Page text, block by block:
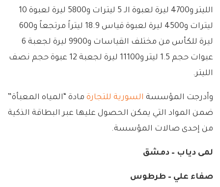
الليتر و4700 ليرة لعبوة الـ 5 ليترات و5800 ليرة لعبوة 10
ليترات و4500 ليرة لعبوة قياس 18.9 ليتراً مرتجعاً و600
ليرة للكأس من مختلف القياسات و9900 ليرة لجعبة 6
عبوات حجم 1.5 ليتر و11100 ليرة لجعبة 12 عبوة حجم نصف
الليتر.
وأدرجت المؤسسة السورية للتجارة مادة “المياه المعبأة”
ضمن المواد التي يمكن الحصول عليها عبر البطاقة الذكية
من إحدى صالات المؤسسة.
لمى دياب – دمشق
صفاء علي – طرطوس